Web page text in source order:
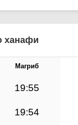
ханафи
Магриб
19:55
19:54